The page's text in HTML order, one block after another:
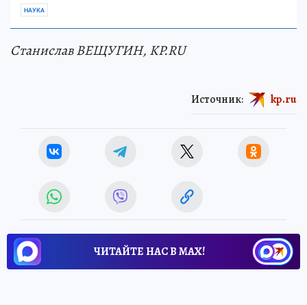
НАУКА
Станислав ВЕЩУГИН, KP.RU
Источник: kp.ru
ЧИТАЙТЕ НАС В МАХ!